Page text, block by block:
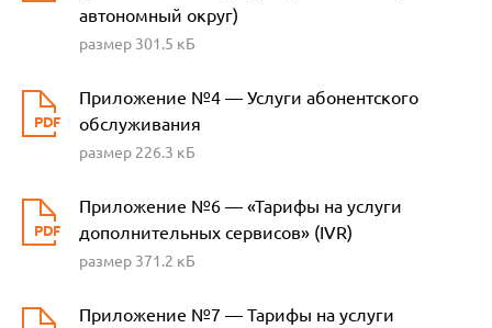
автономный округ)
размер 301.5 кБ
Приложение №4 — Услуги абонентского
обслуживания
размер 226.3 кБ
Приложение №6 — «Тарифы на услуги
дополнительных сервисов» (IVR)
размер 371.2 кБ
Приложение №7 — Тарифы на услуги